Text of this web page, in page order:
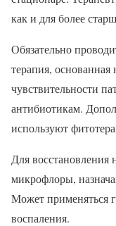
как и для более
Обязательно
терапия, основанная
чувствительности
антибиотикам.
используют
Для
микрофлоры,
Может применяться
воспаления.